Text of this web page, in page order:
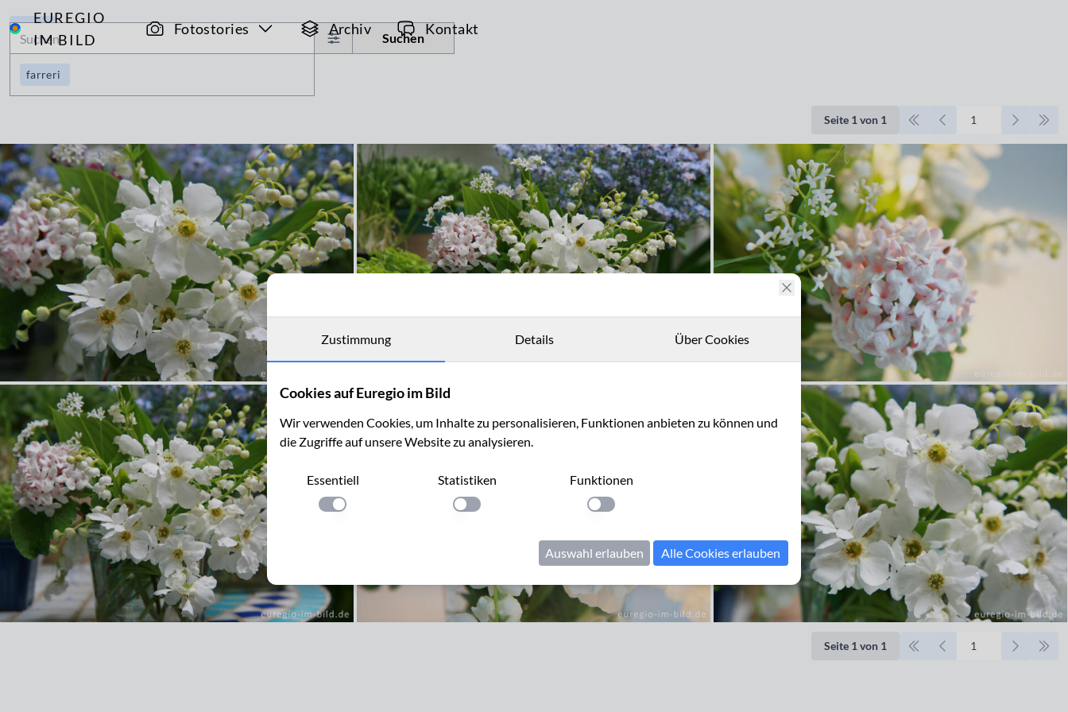
EUREGIO
IM BILD
Fotostories Archiv Kontakt
Archiv
Suchen
farreri
Seite 1 von 1
Seite 1 von 1
Zustimmung Details Über Cookies
Cookies auf Euregio im Bild
Wir verwenden Cookies, um Inhalte zu personalisieren, Funktionen anbieten zu können und
die Zugriffe auf unsere Website zu analysieren.
Essentiell
Einstellung anwenden
Statistiken
Einstellung anwenden
Funktionen
Einstellung anwenden
Auswahl erlauben Alle Cookies erlauben